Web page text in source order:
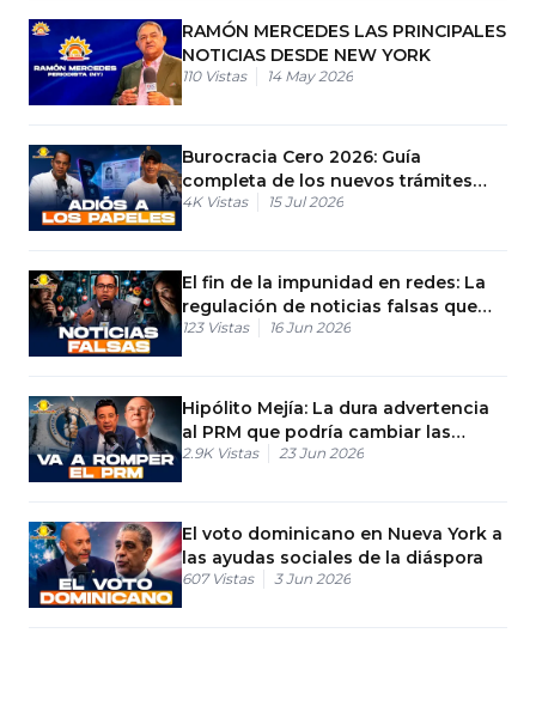
RAMÓN MERCEDES LAS PRINCIPALES
NOTICIAS DESDE NEW YORK
110 Vistas 14 May 2026
Burocracia Cero 2026: Guía
completa de los nuevos trámites
digitales
4K Vistas 15 Jul 2026
El fin de la impunidad en redes: La
regulación de noticias falsas que
viene a RD
123 Vistas 16 Jun 2026
Hipólito Mejía: La dura advertencia
al PRM que podría cambiar las
elecciones
2.9K Vistas 23 Jun 2026
El voto dominicano en Nueva York a
las ayudas sociales de la diáspora
607 Vistas 3 Jun 2026